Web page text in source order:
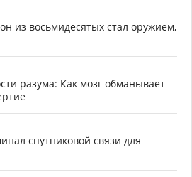
из восьмидесятых стал оружием,
разума: Как мозг обманывает
спутниковой связи для